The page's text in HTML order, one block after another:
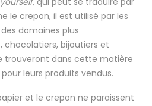
le crepon, il est utilisé par les
domaines plus
chocolatiers, bijoutiers et
trouveront dans cette matière
leurs produits vendus.
et le crepon ne paraissent